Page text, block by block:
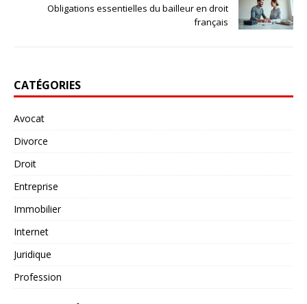
Obligations essentielles du bailleur en droit
français
CATÉGORIES
Avocat
Divorce
Droit
Entreprise
Immobilier
Internet
Juridique
Profession